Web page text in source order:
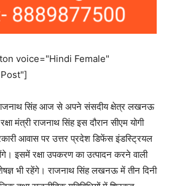
voice="Hindi Female"
सिंह आज से अपने संसदीय क्षेत्र लखनऊ
मंत्री राजनाथ सिंह इस दौरान सीएम योगी
आवास पर उत्तर प्रदेश डिफेंस इंडस्ट्रियल
इसमें रक्षा उपकरण का उत्पादन करने वाली
भी रहेंगे। राजनाथ सिंह लखनऊ में तीन दिनी